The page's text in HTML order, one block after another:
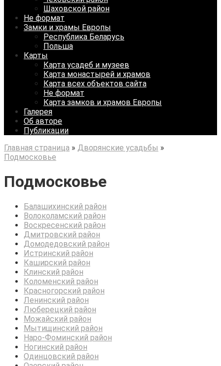
Шаховской район
Не формат
Замки и храмы Европы
Республика Беларусь
Польша
Карты
Карта усадеб и музеев
Карта монастырей и храмов
Карта всех объектов сайта
Не формат
Карта замков и храмов Европы
Галерея
Об авторе
Публикации
Главная страница » Дворянские усадьбы »
Подмосковье
Подмосковье
Балашихинский район
Волоколамский район
Воскресенский район
Дмитровский район
Домодедовский район
Истринский район
Каширский район
Клинский район
Коломенский район
Красногорский район
Ленинский район
Люберецкий район
Можайский район
Мытищинский район
Наро-Фоминский район
Ногинский район
Одинцовский район